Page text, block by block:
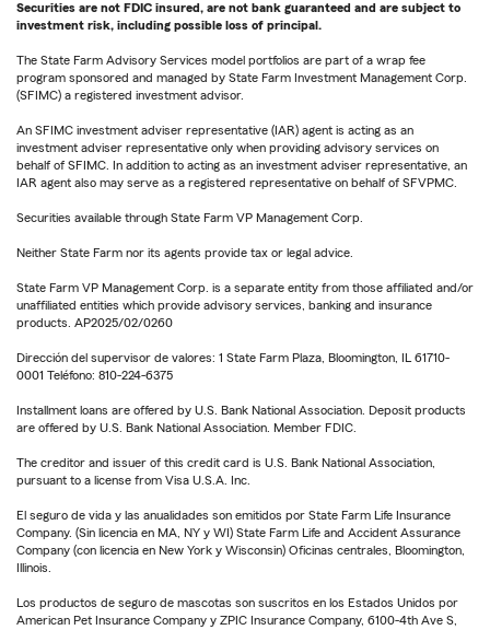
Securities are not FDIC insured, are not bank guaranteed and are subject to
investment risk, including possible loss of principal.
The State Farm Advisory Services model portfolios are part of a wrap fee
program sponsored and managed by State Farm Investment Management Corp.
(SFIMC) a registered investment advisor.
An SFIMC investment adviser representative (IAR) agent is acting as an
investment adviser representative only when providing advisory services on
behalf of SFIMC. In addition to acting as an investment adviser representative, an
IAR agent also may serve as a registered representative on behalf of SFVPMC.
Securities available through State Farm VP Management Corp.
Neither State Farm nor its agents provide tax or legal advice.
State Farm VP Management Corp. is a separate entity from those affiliated and/or
unaffiliated entities which provide advisory services, banking and insurance
products. AP2025/02/0260
Dirección del supervisor de valores: 1 State Farm Plaza, Bloomington, IL 61710-
0001 Teléfono: 810-224-6375
Installment loans are offered by U.S. Bank National Association. Deposit products
are offered by U.S. Bank National Association. Member FDIC.
The creditor and issuer of this credit card is U.S. Bank National Association,
pursuant to a license from Visa U.S.A. Inc.
El seguro de vida y las anualidades son emitidos por State Farm Life Insurance
Company. (Sin licencia en MA, NY y WI) State Farm Life and Accident Assurance
Company (con licencia en New York y Wisconsin) Oficinas centrales, Bloomington,
Illinois.
Los productos de seguro de mascotas son suscritos en los Estados Unidos por
American Pet Insurance Company y ZPIC Insurance Company, 6100-4th Ave S,